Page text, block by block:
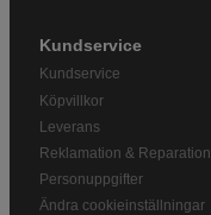
Kundservice
Kundservice
Köpvillkor
Leverans
Reklamation & Reparation
Personuppgifter
Ändra cookieinställningar